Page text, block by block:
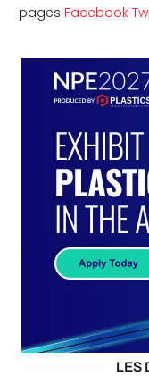
pages Facebook
LES